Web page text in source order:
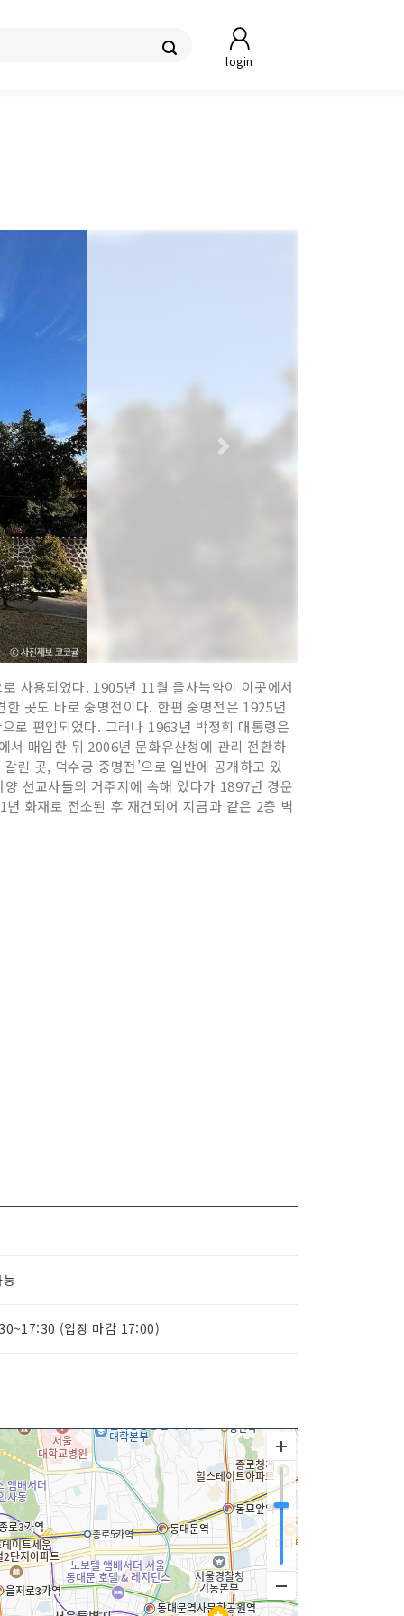
login
사용되었다. 1905년 11월 을사늑약이 이곳에서
곳도 바로 중명전이다. 한편 중명전은 1925년
로 편입되었다. 그러나 1963년 박정희 대통령은
서 매입한 뒤 2006년 문화유산청에 관리 전환하
린 곳, 덕수궁 중명전’으로 일반에 공개하고 있
선교사들의 거주지에 속해 있다가 1897년 경운
화재로 전소된 후 재건되어 지금과 같은 2층 벽
(입장 마감 17:00)